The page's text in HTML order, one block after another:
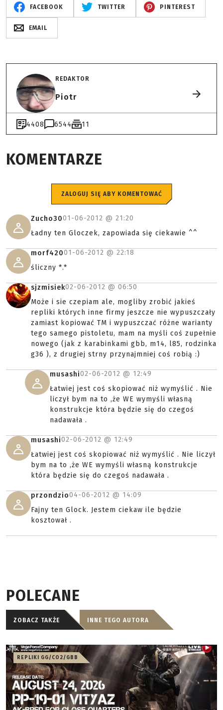
FACEBOOK TWITTER PINTEREST
EMAIL
REDAKTOR
Piotr
4408 6544 11
KOMENTARZE
ZALOGUJ SIĘ ABY KOMENTOWAĆ
Zucho3001-06-2012 @ 21:20
Ładny ten Gloczek, zapowiada się ciekawie ^^
morf42001-06-2012 @ 22:18
śliczny *.*
sjzmisiek02-06-2012 @ 06:50
Może i sie czepiam ale, mogliby zrobić jakieś
repliki których inne firmy jeszcze nie wypuszczały
zamiast kopiować TM i wypuszczać różne warianty
tego samego pistoletu, mam na myśli coś zupełnie
nowego (jak z karabinkami gbb, m14, l85, rodzinka
g36 ), z drugiej strny przynajmniej coś robią :)
musashi02-06-2012 @ 12:49
Łatwiej jest coś skopiować niż wymyślić . Nie
liczył bym na to ,że WE wymyśli własną
konstrukcje która będzie się do czegoś
nadawała .
musashi02-06-2012 @ 12:49
Łatwiej jest coś skopiować niż wymyślić . Nie liczył
bym na to ,że WE wymyśli własną konstrukcje
która będzie się do czegoś nadawała .
przondzio04-06-2012 @ 14:09
Fajny ten Glock. Jestem ciekaw ile będzie
kosztował .
POLECANE
ZOBACZ TAKŻE INNE TEGO AUTORA
REPLIKI GG/CO2/GBB